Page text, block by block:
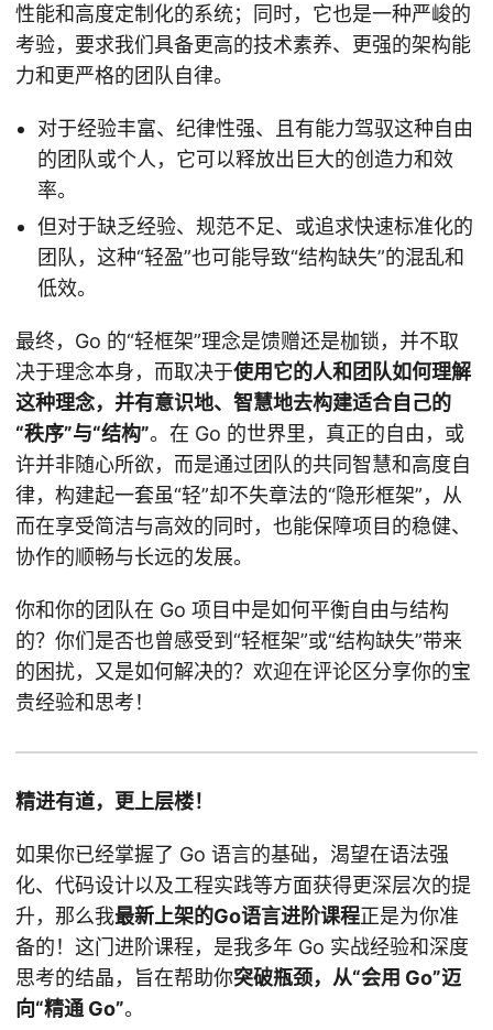
性能和高度定制化的系统；同时，它也是一种严峻的
考验，要求我们具备更高的技术素养、更强的架构能
力和更严格的团队自律。
对于经验丰富、纪律性强、且有能力驾驭这种自由
的团队或个人，它可以释放出巨大的创造力和效
率。
但对于缺乏经验、规范不足、或追求快速标准化的
团队，这种“轻盈”也可能导致“结构缺失”的混乱和
低效。
最终，Go 的“轻框架”理念是馈赠还是枷锁，并不取
决于理念本身，而取决于使用它的人和团队如何理解
这种理念，并有意识地、智慧地去构建适合自己的
“秩序”与“结构”。在 Go 的世界里，真正的自由，或
许并非随心所欲，而是通过团队的共同智慧和高度自
律，构建起一套虽“轻”却不失章法的“隐形框架”，从
而在享受简洁与高效的同时，也能保障项目的稳健、
协作的顺畅与长远的发展。
你和你的团队在 Go 项目中是如何平衡自由与结构
的？你们是否也曾感受到“轻框架”或“结构缺失”带来
的困扰，又是如何解决的？欢迎在评论区分享你的宝
贵经验和思考！
精进有道，更上层楼！
如果你已经掌握了 Go 语言的基础，渴望在语法强
化、代码设计以及工程实践等方面获得更深层次的提
升，那么我最新上架的Go语言进阶课程正是为你准
备的！这门进阶课程，是我多年 Go 实战经验和深度
思考的结晶，旨在帮助你突破瓶颈，从“会用 Go”迈
向“精通 Go”。